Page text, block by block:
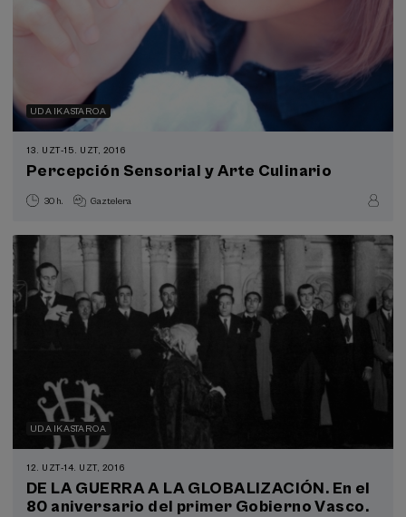
UDA IKASTAROA
13. UZT-15. UZT, 2016
Percepción Sensorial y Arte Culinario
30 h. Gaztelera
UDA IKASTAROA
12. UZT-14. UZT, 2016
DE LA GUERRA A LA GLOBALIZACIÓN. En el
80 aniversario del primer Gobierno Vasco.